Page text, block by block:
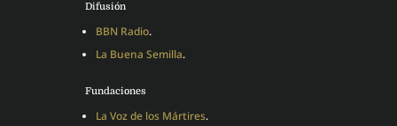
Difusión
BBN Radio.
La Buena Semilla.
Fundaciones
La Voz de los Mártires.